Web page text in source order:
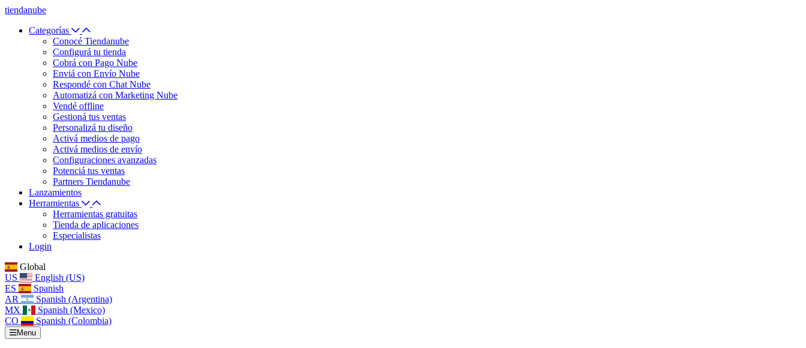
tiendanube
Categorías
Conocé Tiendanube
Configurá tu tienda
Cobrá con Pago Nube
Enviá con Envío Nube
Respondé con Chat Nube
Automatizá con Marketing Nube
Vendé offline
Gestioná tus ventas
Personalizá tu diseño
Activá medios de pago
Activá medios de envío
Configuraciones avanzadas
Potenciá tus ventas
Partners Tiendanube
Lanzamientos
Herramientas
Herramientas gratuitas
Tienda de aplicaciones
Especialistas
Login
Global
US
English (US)
ES
Spanish
AR
Spanish (Argentina)
MX
Spanish (Mexico)
CO
Spanish (Colombia)
Menu